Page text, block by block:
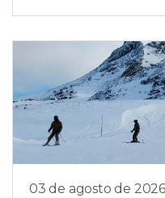
03 de agosto de 2026